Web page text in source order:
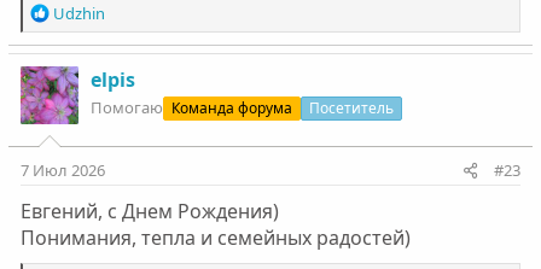
Р
е
а
к
ц
и
и
:
Udzhin
elpis
Помогаю Команда форума Посетитель
7 Июл 2026 #23
Евгений, с Днем Рождения)
Понимания, тепла и семейных радостей)